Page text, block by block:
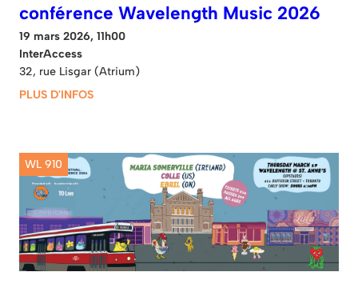
conférence Wavelength Music 2026
19 mars 2026, 11h00
InterAccess
32, rue Lisgar (Atrium)
PLUS D'INFOS
WL 910